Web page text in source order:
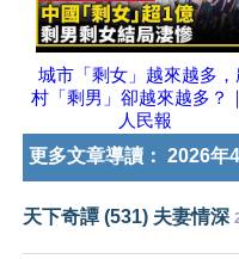
城市「剩女」越來越多，
村「剩男」卻越來越多？
人民報
更多文章導讀： 2026年
天下奇譚 (531) 夫妻情深